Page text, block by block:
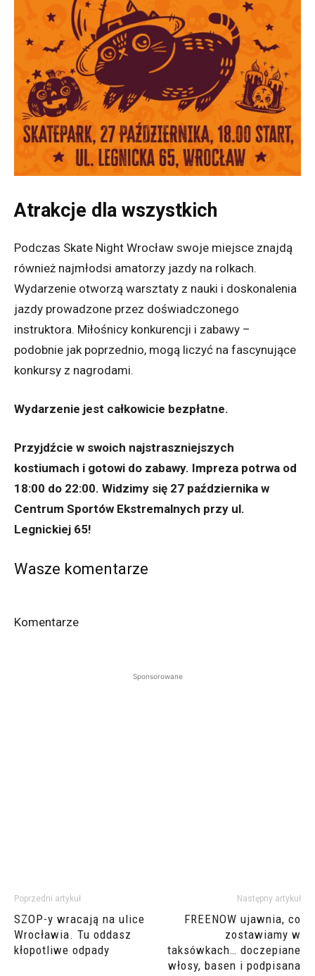
Atrakcje dla wszystkich
Podczas Skate Night Wrocław swoje miejsce znajdą
również najmłodsi amatorzy jazdy na rolkach.
Wydarzenie otworzą warsztaty z nauki i doskonalenia
jazdy prowadzone przez doświadczonego
instruktora. Miłośnicy konkurencji i zabawy –
podobnie jak poprzednio, mogą liczyć na fascynujące
konkursy z nagrodami.
Wydarzenie jest całkowicie bezpłatne.
Przyjdźcie w swoich najstraszniejszych
kostiumach i gotowi do zabawy. Impreza potrwa od
18:00 do 22:00. Widzimy się 27 października w
Centrum Sportów Ekstremalnych przy ul.
Legnickiej 65!
Wasze komentarze
Komentarze
Sponsorowane
Poprzedni artykuł
SZOP-y wracają na ulice
Wrocławia. Tu oddasz
kłopotliwe odpady
Następny artykuł
FREENOW ujawnia, co
zostawiamy w
taksówkach… doczepiane
włosy, basen i podpisana